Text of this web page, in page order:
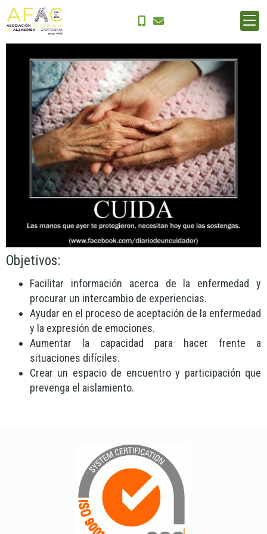
Grupos de ayuda mutua
Objetivos:
Facilitar información acerca de la enfermedad y
procurar un intercambio de experiencias.
Ayudar en el proceso de aceptación de la enfermedad
y la expresión de emociones.
Aumentar la capacidad para hacer frente a
situaciones difíciles.
Crear un espacio de encuentro y participación que
prevenga el aislamiento.